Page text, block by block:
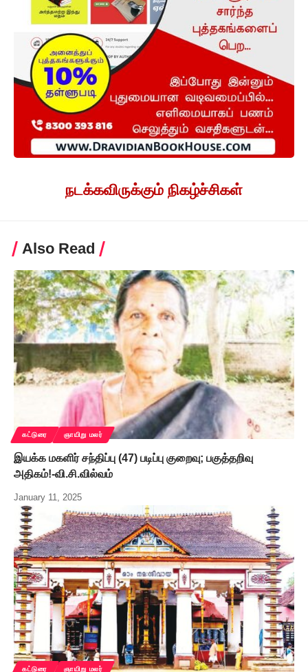
நடக்கவிருக்கும் நிகழ்ச்சிகள்
Also Read
கட்டுரை ஞாயிறு மலர்
இயக்க மகளிர் சந்திப்பு (47) படிப்பு குறைவு; பகுத்தறிவு
அதிகம்!-வி.சி.வில்வம்
January 11, 2025
கட்டுரை ஞாயிறு மலர்